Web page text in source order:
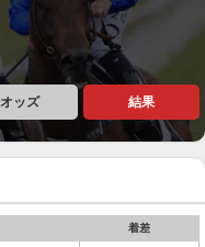
オッズ 結果
着差